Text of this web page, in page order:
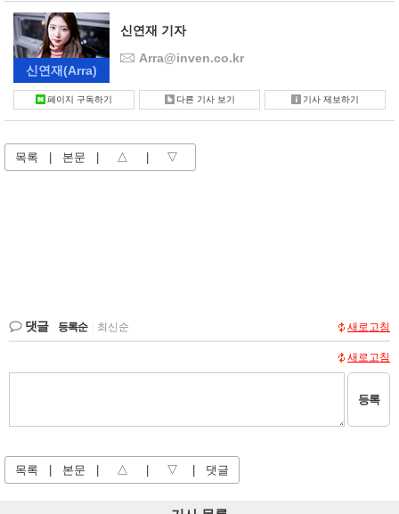
신연재(Arra)
신연재 기자
Arra@inven.co.kr
페이지 구독하기 다른 기사 보기 기사 제보하기
목록 본문 △ ▽
댓글 등록순 최신순 새로고침
새로고침
등록
목록 본문 △ ▽ 댓글